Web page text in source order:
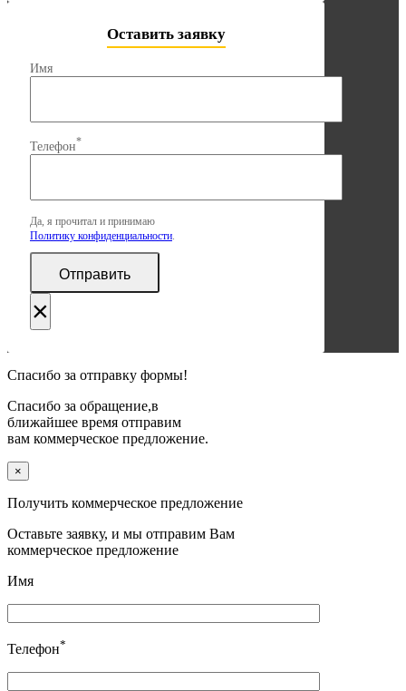
Оставить заявку
Имя
Телефон*
Да, я прочитал и принимаю
Политику конфиденциальности
×
Спасибо за отправку формы!
Спасибо за обращение,в
ближайшее время отправим
вам коммерческое предложение.
×
Получить коммерческое предложение
Оставьте заявку, и мы отправим Вам
коммерческое предложение
Имя
Телефон*